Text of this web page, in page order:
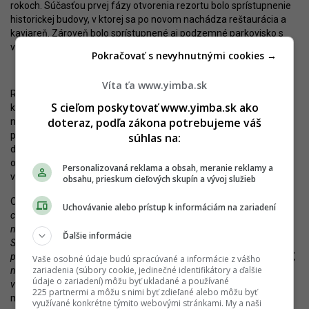
rokoch. Súčasťou prvej fázy otvorenia rezortu bolo sprístupnenie
historickej budovy, v ktorej sa po novom nachádza reštaurácia a
kaviareň. Zároveň bolo sprístupnené aj podzemné parkovisko s
viac ako 90 miestami na státie.
Reštaurácia a kaviareň s názvom Seven sa vyznačuje interiérom,
ktorému dominujú veľké klenuté okná, z ktorých sa návštevníkom
naskytne výhľad do okolia. Medzi najvýraznejšie prvky vybavenia
patria jednoznačne sýtofialové jedálenské stoličky a kreslá,
doplnené o menej nápadné stoly. V nadväznosti na zelenú farbu
okenných rámov bola v tejto farbe navrhnutá aj časť presklených
vitrín.
Otvorený je aj vonkajší kiosk.
„V každej z našich gastroprevádzok
chceme ponúknuť iný koncept a zážitok tak, aby si u nás každý hosť
našiel to svoje. Zatiaľ čo naša vlajková loď, reštaurácia a kaviareň
Seven, situovaná v Národnej kultúrnej pamiatke, už dnes púta
pozornosť svojím zameraním na zážitkovú gastronómiu a tradičnosť,
nový kiosk Point naopak ponúkne autentickú gastronómiu
v bezprostrednom kontakte s prírodou,“približuje generálny
manažér rezortu Branislav Kováč.
Víta ťa www.yimba.sk
S cieľom poskytovať www.yimba.sk ako
doteraz, podľa zákona potrebujeme váš
súhlas na:
Personalizovaná reklama a obsah, meranie reklamy a
obsahu, prieskum cieľových skupín a vývoj služieb
Uchovávanie alebo prístup k informáciám na zariadení
Ďalšie informácie
Vaše osobné údaje budú spracúvané a informácie z vášho
zariadenia (súbory cookie, jedinečné identifikátory a ďalšie
údaje o zariadení) môžu byť ukladané a používané
225 partnermi a môžu s nimi byť zdieľané alebo môžu byť
využívané konkrétne týmito webovými stránkami. My a naši
Pokračovať s nevyhnutnými cookies →